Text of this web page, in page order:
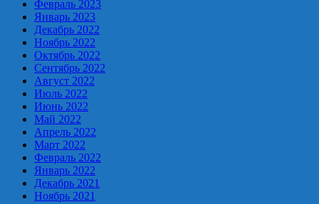
Февраль 2023
Январь 2023
Декабрь 2022
Ноябрь 2022
Октябрь 2022
Сентябрь 2022
Август 2022
Июль 2022
Июнь 2022
Май 2022
Апрель 2022
Март 2022
Февраль 2022
Январь 2022
Декабрь 2021
Ноябрь 2021